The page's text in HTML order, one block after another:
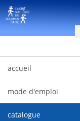
Saut au contenu
accueil
mode d'emploi
catalogue